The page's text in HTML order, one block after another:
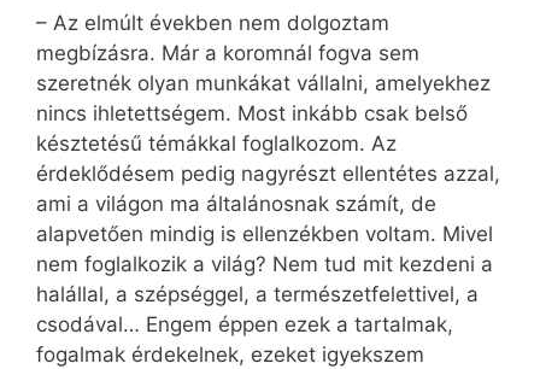
– Az elmúlt években nem dolgoztam
megbízásra. Már a koromnál fogva sem
szeretnék olyan munkákat vállalni, amelyekhez
nincs ihletettségem. Most inkább csak belső
késztetésű témákkal foglalkozom. Az
érdeklődésem pedig nagyrészt ellentétes azzal,
ami a világon ma általánosnak számít, de
alapvetően mindig is ellenzékben voltam. Mivel
nem foglalkozik a világ? Nem tud mit kezdeni a
halállal, a szépséggel, a természetfelettivel, a
csodával… Engem éppen ezek a tartalmak,
fogalmak érdekelnek, ezeket igyek­szem